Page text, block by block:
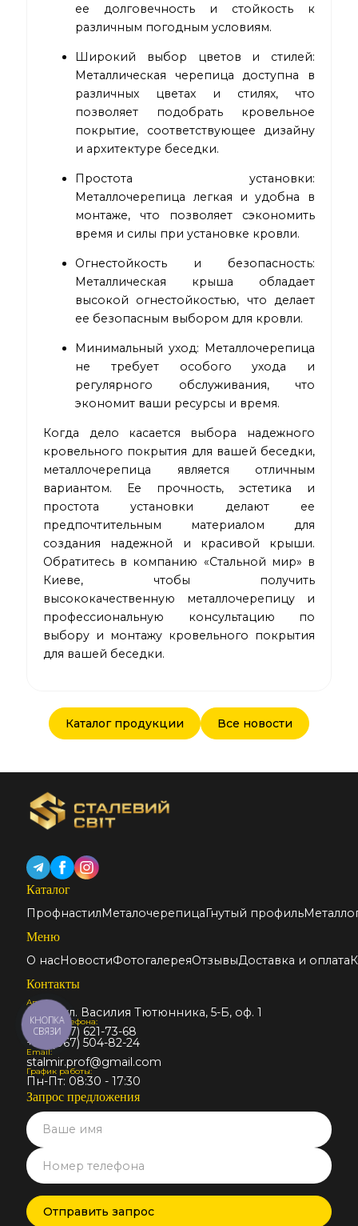
ее долговечность и стойкость к
различным погодным условиям.
Широкий выбор цветов и стилей:
Металлическая черепица доступна в
различных цветах и стилях, что
позволяет подобрать кровельное
покрытие, соответствующее дизайну
и архитектуре беседки.
Простота установки:
Металлочерепица легкая и удобна в
монтаже, что позволяет сэкономить
время и силы при установке кровли.
Огнестойкость и безопасность:
Металлическая крыша обладает
высокой огнестойкостью, что делает
ее безопасным выбором для кровли.
Минимальный уход: Металлочерепица
не требует особого ухода и
регулярного обслуживания, что
экономит ваши ресурсы и время.
Когда дело касается выбора надежного
кровельного покрытия для вашей беседки,
металлочерепица является отличным
вариантом. Ее прочность, эстетика и
простота установки делают ее
предпочтительным материалом для
создания надежной и красивой крыши.
Обратитесь в компанию «Стальной мир» в
Киеве, чтобы получить
высококачественную металлочерепицу и
профессиональную консультацию по
выбору и монтажу кровельного покрытия
для вашей беседки.
Каталог продукции Все новости
Каталог
ПрофнастилМеталочерепицаГнутый профиль
Меню
О насНовостиФотогалереяОтзывыДоставка и оплата
Контакты
Адрес:
Киев, ул. Василия Тютюнника, 5-Б, оф. 1
Номер телефона:
+38 (067) 621-73-68
+38 (067) 504-82-24
Email:
stalmir.prof@gmail.com
График работы:
Пн-Пт: 08:30 - 17:30
Запрос предложения
КНОПКА
СВЯЗИ